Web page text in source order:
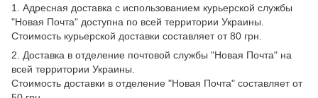
1. Адресная доставка с использованием курьерской службы
"Новая Почта" доступна по всей территории Украины.
Стоимость курьерской доставки составляет от 80 грн.
2. Доставка в отделение почтовой службы "Новая Почта" на
всей территории Украины.
Стоимость доставки в отделение "Новая Почта" составляет от